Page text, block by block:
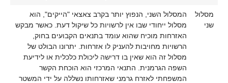
מסלול
שני
המסלול השני, הנפוץ יותר בקרב צאצאי "הייקים", הוא
מסלול ייחודי שבו אין לרשויות כל שיקול דעת. כאשר מבקש
האזרחות מוכיח שהוא עומד בתנאים הקבועים בחוק,
הרשויות מחויבות להעניק לו אזרחות. יתרונו הבולט של
מסלול זה הוא שאין בו דרישה ליכולת כלכלית או לידיעת
השפה הגרמנית. התנאי המרכזי הוא הוכחת הקשר
המשפחתי לאזרח גרמני שאזרחותו נשללה על ידי המשטר